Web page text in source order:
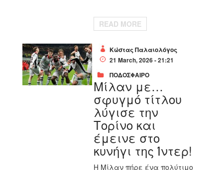
READ MORE
Κώστας Παλαιολόγος
21 March, 2026 - 21:21
ΠΟΔΟΣΦΑΙΡΟ
Μίλαν με…
σφυγμό τίτλου
λύγισε την
Τορίνο και
έμεινε στο
κυνήγι της Ίντερ!
Η Μίλαν πήρε ένα πολύτιμο